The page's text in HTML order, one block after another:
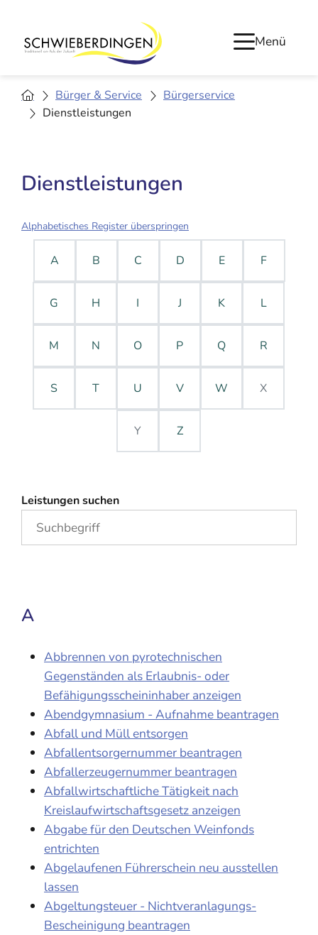
Menü
Bürger & Service
Bürgerservice
Dienstleistungen
Dienstleistungen
Alphabetisches Register überspringen
A B C D E F
G H I J K L
M N O P Q R
S T U V W X
Y Z
Leistungen suchen
A
Abbrennen von pyrotechnischen
Gegenständen als Erlaubnis- oder
Befähigungsscheininhaber anzeigen
Abendgymnasium - Aufnahme beantragen
Abfall und Müll entsorgen
Abfallentsorgernummer beantragen
Abfallerzeugernummer beantragen
Abfallwirtschaftliche Tätigkeit nach
Kreislaufwirtschaftsgesetz anzeigen
Abgabe für den Deutschen Weinfonds
entrichten
Abgelaufenen Führerschein neu ausstellen
lassen
Abgeltungsteuer - Nichtveranlagungs-
Bescheinigung beantragen